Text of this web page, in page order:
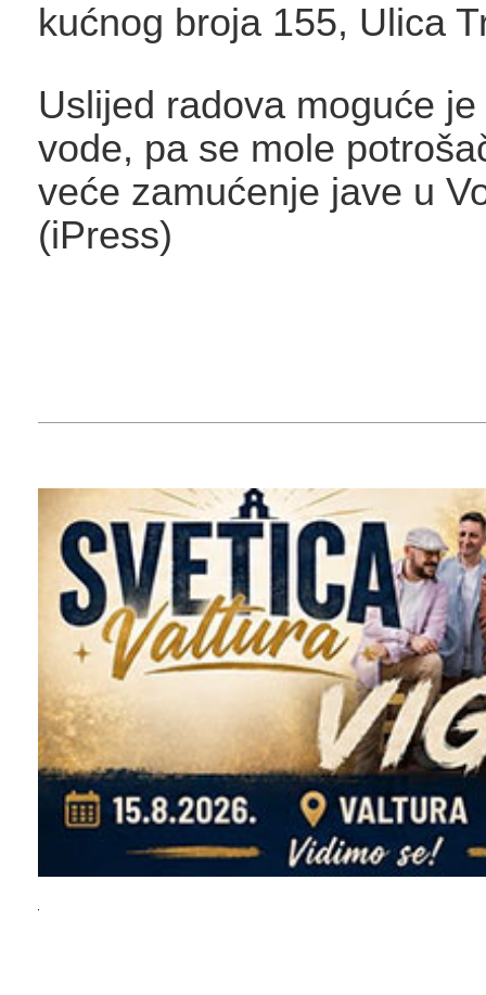
kućnog broja 155, Ulica
Uslijed radova moguće
vode, pa se mole
veće zamućenje jave u
(iPress)